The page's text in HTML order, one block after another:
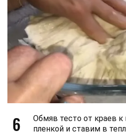
6
Обмяв тесто от краев
пленкой и ставим в